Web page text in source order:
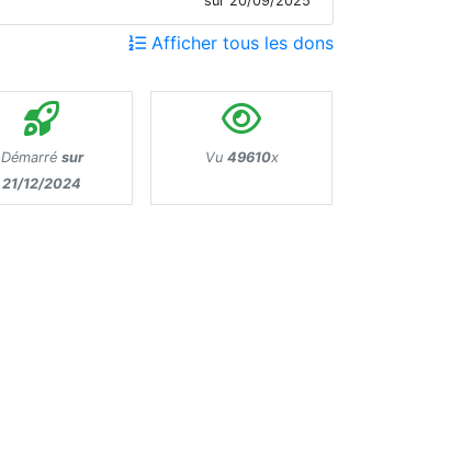
Afficher tous les dons
Démarré sur
21/12/2024
Vu 49610x